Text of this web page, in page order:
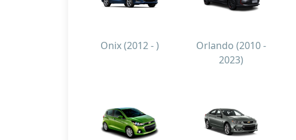
Onix (2012 - )
Orlando (2010 -
2023)